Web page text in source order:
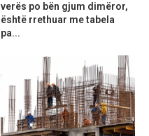
verës po bën gjum dimëror,
është rrethuar me tabela
pa...